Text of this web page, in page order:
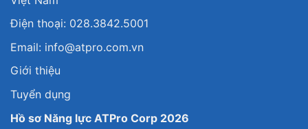
Điện thoại: 028.3842.5001
Email: info@atpro.com.vn
Giới thiệu
Tuyển dụng
Hồ sơ Năng lực ATPro Corp 2026